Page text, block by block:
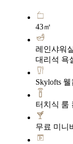
43㎡
레인샤워
대리석 욕
Skylofts
터치식 룸
무료 미니